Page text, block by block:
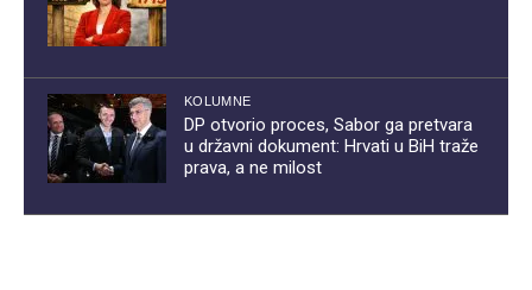
KOLUMNE
DP otvorio proces, Sabor ga pretvara
u državni dokument: Hrvati u BiH traže
prava, a ne milost